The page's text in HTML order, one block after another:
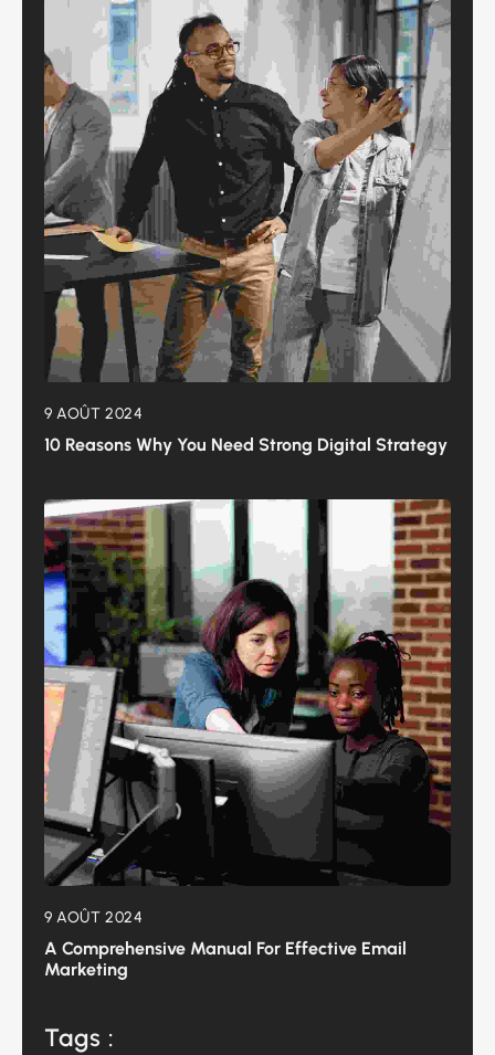
9 AOÛT 2024
10 Reasons Why You Need Strong Digital Strategy
9 AOÛT 2024
A Comprehensive Manual For Effective Email
Marketing
Tags :